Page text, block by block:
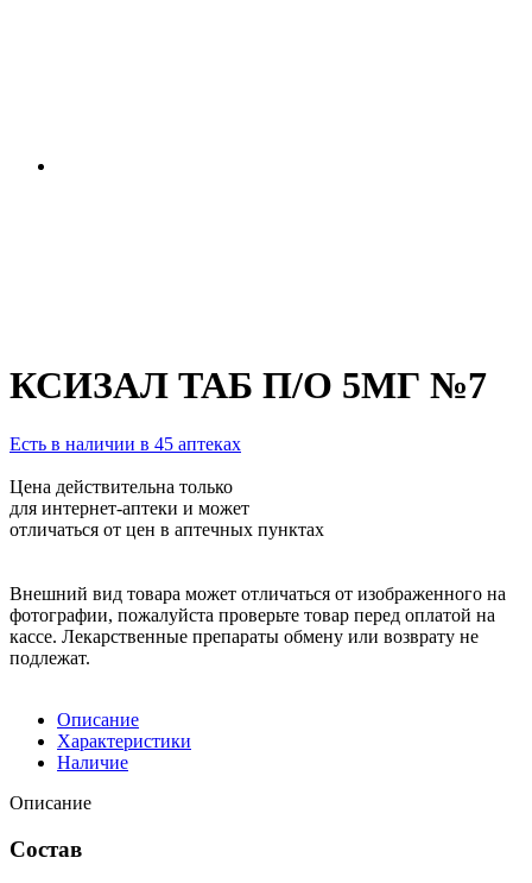
КСИЗАЛ ТАБ П/О 5МГ №7
Есть в наличии в 45 аптеках
Цена действительна только
для интернет-аптеки и может
отличаться от цен в аптечных пунктах
Внешний вид товара может отличаться от изображенного на
фотографии, пожалуйста проверьте товар перед оплатой на
кассе. Лекарственные препараты обмену или возврату не
подлежат.
Описание
Характеристики
Наличие
Описание
Состав